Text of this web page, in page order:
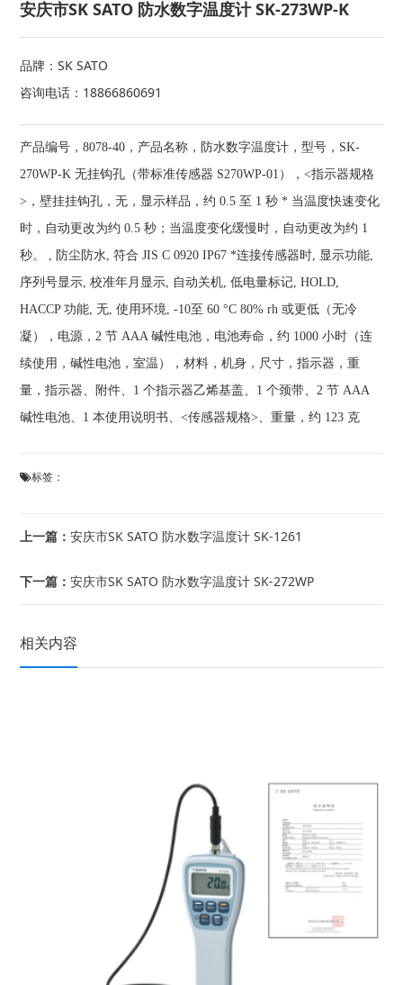
安庆市SK SATO 防水数字温度计 SK-273WP-K
品牌：SK SATO
咨询电话：18866860691
产品编号，8078-40，产品名称，防水数字温度计，型号，SK-
270WP-K 无挂钩孔（带标准传感器 S270WP-01），<指示器规格
>，壁挂挂钩孔，无，显示样品，约 0.5 至 1 秒 * 当温度快速变化
时，自动更改为约 0.5 秒；当温度变化缓慢时，自动更改为约 1
秒。 , 防尘防水, 符合 JIS C 0920 IP67 *连接传感器时, 显示功能,
序列号显示, 校准年月显示, 自动关机, 低电量标记, HOLD,
HACCP 功能, 无, 使用环境, -10至 60 °C 80% rh 或更低（无冷
凝），电源，2 节 AAA 碱性电池，电池寿命，约 1000 小时（连
续使用，碱性电池，室温），材料，机身，尺寸，指示器，重
量，指示器、附件、1 个指示器乙烯基盖、1 个颈带、2 节 AAA
碱性电池、1 本使用说明书、<传感器规格>、重量，约 123 克
标签：
上一篇：安庆市SK SATO 防水数字温度计 SK-1261
下一篇：安庆市SK SATO 防水数字温度计 SK-272WP
相关内容